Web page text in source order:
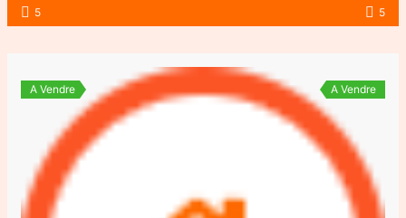
5 5
A Vendre A Vendre